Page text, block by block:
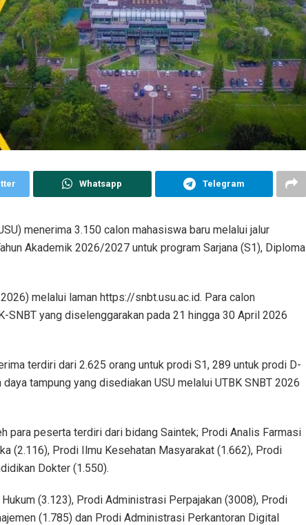
Whatsapp Telegram
menerima 3.150 calon mahasiswa baru melalui jalur
Akademik 2026/2027 untuk program Sarjana (S1), Diploma
melalui laman https://snbt.usu.ac.id. Para calon
yang diselenggarakan pada 21 hingga 30 April 2026
terdiri dari 2.625 orang untuk prodi S1, 289 untuk prodi D-
tampung yang disediakan USU melalui UTBK SNBT 2026
para peserta terdiri dari bidang Saintek; Prodi Analis Farmasi
(2.116), Prodi Ilmu Kesehatan Masyarakat (1.662), Prodi
Dokter (1.550).
(3.123), Prodi Administrasi Perpajakan (3008), Prodi
(1.785) dan Prodi Administrasi Perkantoran Digital